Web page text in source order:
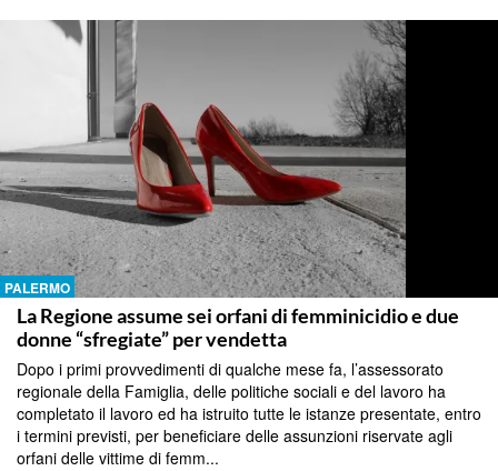
PALERMO
La Regione assume sei orfani di femminicidio e due
donne “sfregiate” per vendetta
Dopo i primi provvedimenti di qualche mese fa, l’assessorato
regionale della Famiglia, delle politiche sociali e del lavoro ha
completato il lavoro ed ha istruito tutte le istanze presentate, entro
i termini previsti, per beneficiare delle assunzioni riservate agli
orfani delle vittime di femm...